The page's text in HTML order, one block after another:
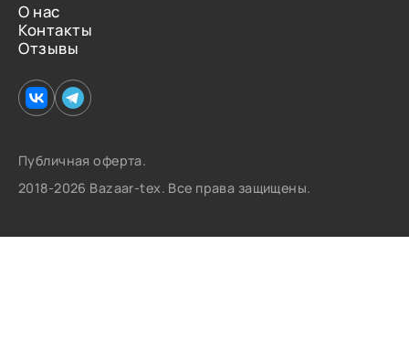
О нас
Контакты
Отзывы
Публичная оферта.
2018-2026 Bazaar-tex. Все права защищены.